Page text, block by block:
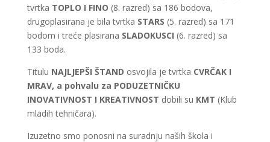
tvrtka TOPLO I FINO (8. razred) sa 186 bodova,
drugoplasirana je bila tvrtka STARS (5. razred) sa 171
bodom i treće plasirana SLADOKUSCI (6. razred) sa
133 boda.
Titulu NAJLJEPŠI ŠTAND osvojila je tvrtka CVRČAK I
MRAV, a pohvalu za PODUZETNIČKU
INOVATIVNOST I KREATIVNOST dobili su KMT (Klub
mladih tehničara).
Izuzetno smo ponosni na suradnju naših škola i